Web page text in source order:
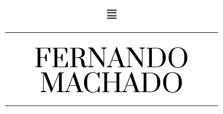
FERNANDO
MACHADO